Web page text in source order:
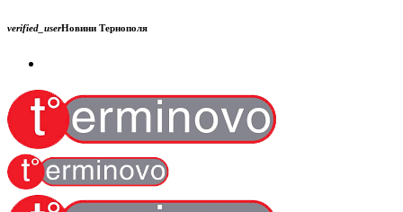
verified_userНовини Тернополя